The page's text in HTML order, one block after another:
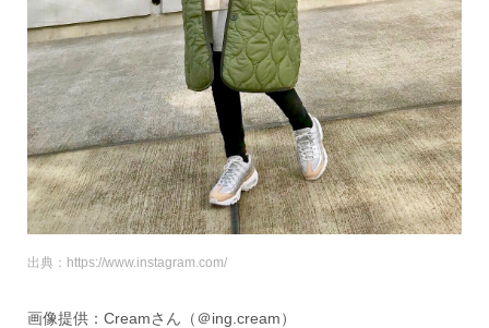
出典：https://www.instagram.com/
画像提供：Creamさん（＠ing.cream）